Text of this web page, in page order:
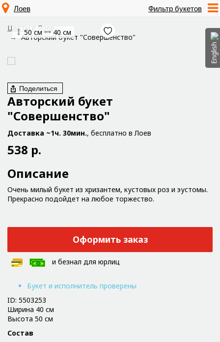
Фильтр букетов
Лоев
Цветы в Лоев
Авторский букет "Совершенство"
50 см 40 см
Поделиться
Авторский букет
"Совершенство"
Доставка ~1ч. 30мин., бесплатно в Лоев
538 р.
Описание
Очень милый букет из хризантем, кустовых роз и эустомы.
Прекрасно подойдет на любое торжество.
Оформить заказ
и безнал для юрлиц
Букет и исполнитель проверены
ID: 5503253
Ширина 40 см
Высота 50 см
Состав
English